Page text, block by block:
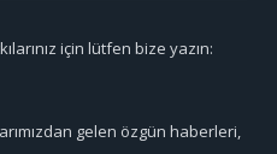
için lütfen bize yazın:
gelen özgün haberleri,